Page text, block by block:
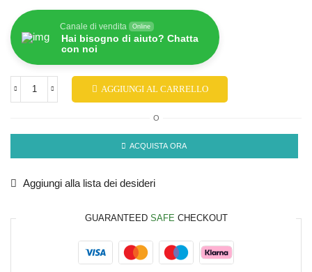
Canale di vendita Online
Hai bisogno di aiuto? Chatta
con noi
AGGIUNGI AL CARRELLO
O
ACQUISTA ORA
Aggiungi alla lista dei desideri
GUARANTEED SAFE CHECKOUT